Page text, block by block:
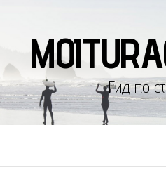
Гид по